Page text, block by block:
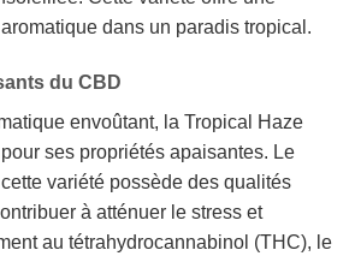
dans un paradis tropical.
du CBD
envoûtant, la Tropical Haze
ses propriétés apaisantes. Le
variété possède des qualités
à atténuer le stress et
au tétrahydrocannabinol (THC), le